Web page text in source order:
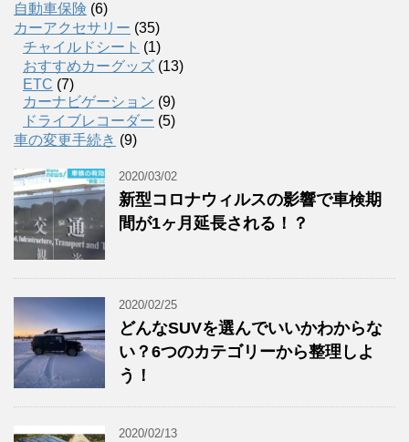
自動車保険 (6)
カーアクセサリー (35)
チャイルドシート (1)
おすすめカーグッズ (13)
ETC (7)
カーナビゲーション (9)
ドライブレコーダー (5)
車の変更手続き (9)
2020/03/02
新型コロナウィルスの影響で車検期
間が1ヶ月延長される！？
2020/02/25
どんなSUVを選んでいいかわからな
い？6つのカテゴリーから整理しよ
う！
2020/02/13